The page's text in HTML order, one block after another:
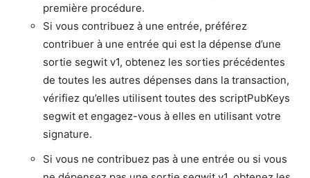
première procédure.
Si vous contribuez à une entrée, préférez
contribuer à une entrée qui est la dépense d’une
sortie segwit v1, obtenez les sorties précédentes
de toutes les autres dépenses dans la transaction,
vérifiez qu’elles utilisent toutes des scriptPubKeys
segwit et engagez-vous à elles en utilisant votre
signature.
Si vous ne contribuez pas à une entrée ou si vous